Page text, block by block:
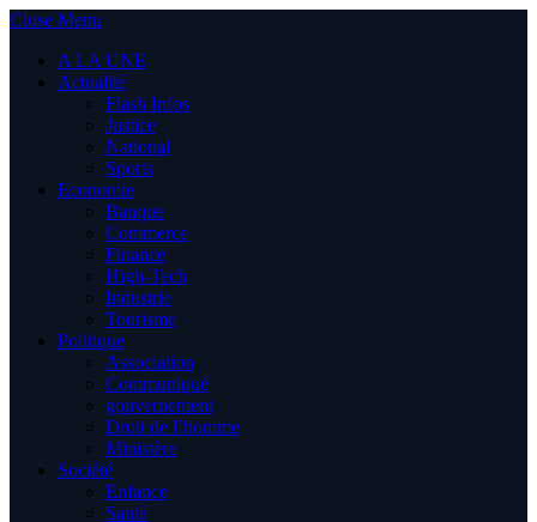
Close Menu
A LA UNE
Actualité
Flash Infos
Justice
National
Sports
Economie
Banque
Commerce
Finance
High-Tech
Industrie
Tourisme
Politique
Association
Communiqué
gouvernement
Droit de l’homme
Ministère
Société
Enfance
Santé